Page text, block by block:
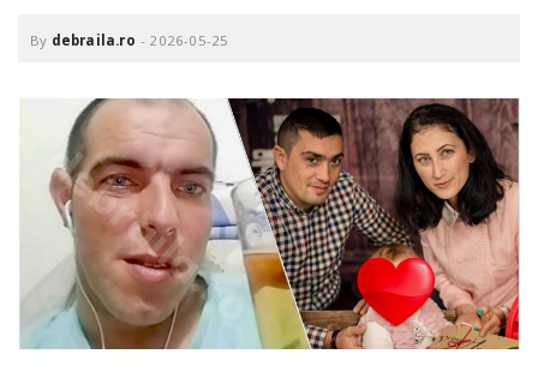
t
By debraila.ro - 2026-05-25